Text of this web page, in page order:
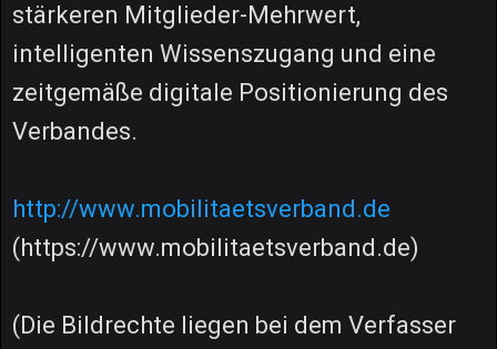
stärkeren Mitglieder-Mehrwert,
intelligenten Wissenszugang und eine
zeitgemäße digitale Positionierung des
Verbandes.
http://www.mobilitaetsverband.de
(https://www.mobilitaetsverband.de)
(Die Bildrechte liegen bei dem Verfasser